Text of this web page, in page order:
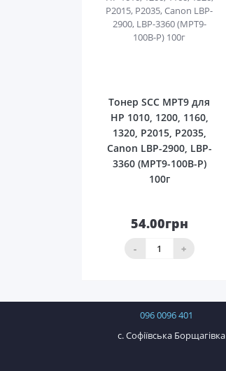
Тонер SCC MPT9 для
HP 1010, 1200, 1160,
1320, P2015, P2035,
Canon LBP-2900, LBP-
3360 (MPT9-100B-P)
100г
54.00грн
- +
кошика
096 0096 401
с. Софіївська Борщагівка